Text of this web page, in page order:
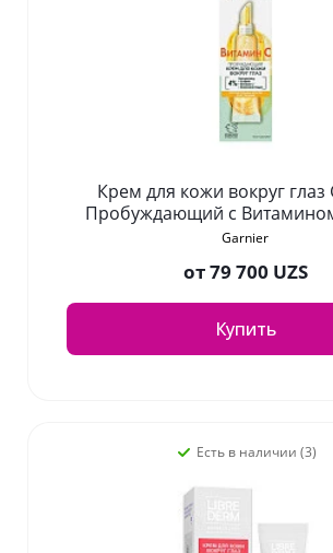
Крем для кожи вокруг
Пробуждающий с
Garnier
от79 700 UZS
Купить
Есть в наличии (3)